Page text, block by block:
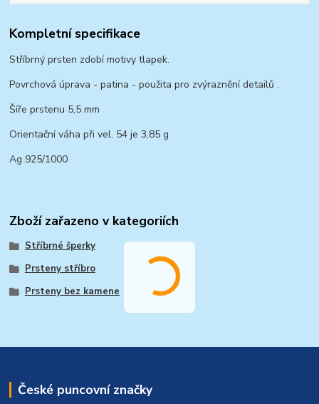
Kompletní specifikace
Stříbrný prsten zdobí motivy tlapek.
Povrchová úprava - patina - použita pro zvýraznění detailů .
Šíře prstenu 5,5 mm
Orientační váha při vel. 54 je 3,85 g
Ag 925/1000
Zboží zařazeno v kategoriích
Stříbrné šperky
Prsteny stříbro
Prsteny bez kamene
České puncovní značky